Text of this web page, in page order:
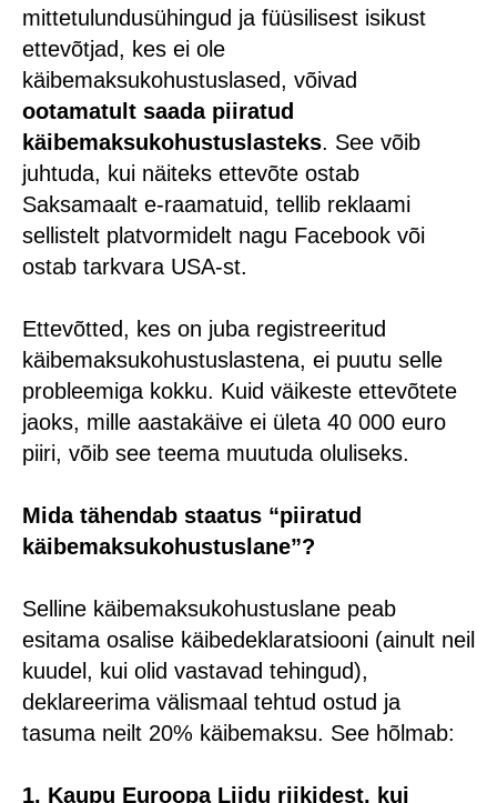
mittetulundusühingud ja füüsilisest isikust
ettevõtjad, kes ei ole
käibemaksukohustuslased, võivad
ootamatult saada piiratud
käibemaksukohustuslasteks. See võib
juhtuda, kui näiteks ettevõte ostab
Saksamaalt e-raamatuid, tellib reklaami
sellistelt platvormidelt nagu Facebook või
ostab tarkvara USA-st.
Ettevõtted, kes on juba registreeritud
käibemaksukohustuslastena, ei puutu selle
probleemiga kokku. Kuid väikeste ettevõtete
jaoks, mille aastakäive ei ületa 40 000 euro
piiri, võib see teema muutuda oluliseks.
Mida tähendab staatus “piiratud
käibemaksukohustuslane”?
Selline käibemaksukohustuslane peab
esitama osalise käibedeklaratsiooni (ainult neil
kuudel, kui olid vastavad tehingud),
deklareerima välismaal tehtud ostud ja
tasuma neilt 20% käibemaksu. See hõlmab:
1. Kaupu Euroopa Liidu riikidest, kui